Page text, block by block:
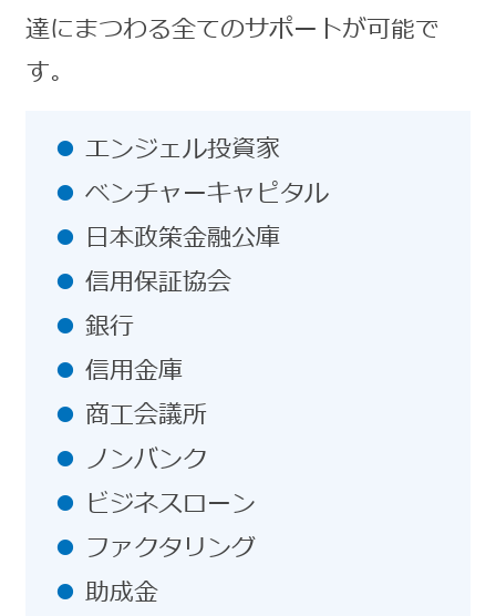
達にまつわる全てのサポートが可能で
す。
エンジェル投資家
ベンチャーキャピタル
日本政策金融公庫
信用保証協会
銀行
信用金庫
商工会議所
ノンバンク
ビジネスローン
ファクタリング
助成金